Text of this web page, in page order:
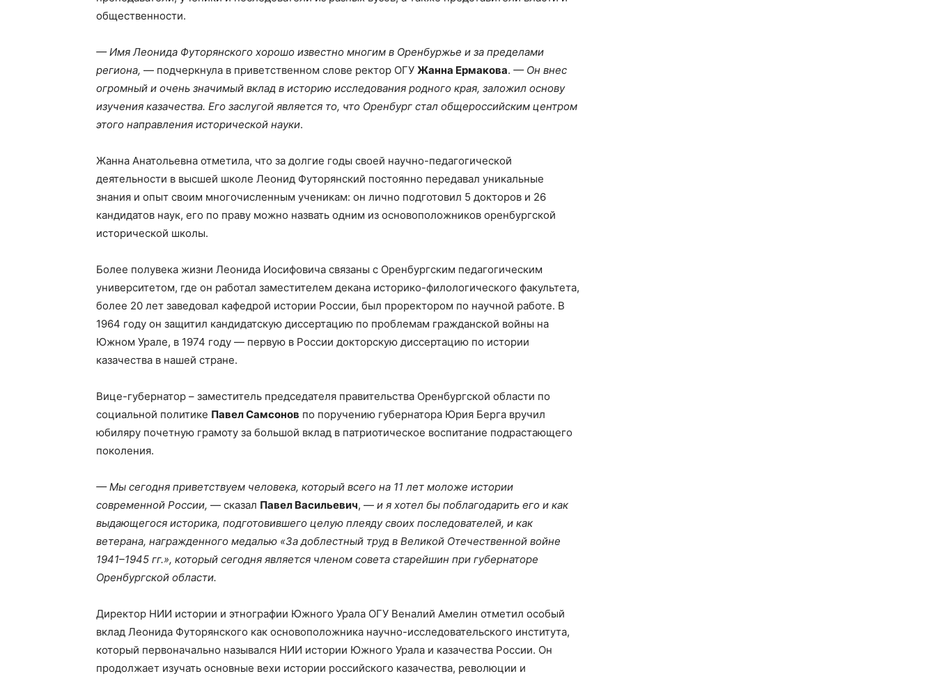
общественности.
— Имя Леонида Футорянского хорошо известно многим в Оренбуржье и за пределами
региона, — подчеркнула в приветственном слове ректор ОГУ Жанна Ермакова. — Он внес
огромный и очень значимый вклад в историю исследования родного края, заложил основу
изучения казачества. Его заслугой является то, что Оренбург стал общероссийским центром
этого направления исторической науки.
Жанна Анатольевна отметила, что за долгие годы своей научно-педагогической
деятельности в высшей школе Леонид Футорянский постоянно передавал уникальные
знания и опыт своим многочисленным ученикам: он лично подготовил 5 докторов и 26
кандидатов наук, его по праву можно назвать одним из основоположников оренбургской
исторической школы.
Более полувека жизни Леонида Иосифовича связаны с Оренбургским педагогическим
университетом, где он работал заместителем декана историко-филологического факультета,
более 20 лет заведовал кафедрой истории России, был проректором по научной работе. В
1964 году он защитил кандидатскую диссертацию по проблемам гражданской войны на
Южном Урале, в 1974 году — первую в России докторскую диссертацию по истории
казачества в нашей стране.
Вице-губернатор – заместитель председателя правительства Оренбургской области по
социальной политике Павел Самсонов по поручению губернатора Юрия Берга вручил
юбиляру почетную грамоту за большой вклад в патриотическое воспитание подрастающего
поколения.
— Мы сегодня приветствуем человека, который всего на 11 лет моложе истории
современной России, — сказал Павел Васильевич, — и я хотел бы поблагодарить его и как
выдающегося историка, подготовившего целую плеяду своих последователей, и как
ветерана, награжденного медалью «За доблестный труд в Великой Отечественной войне
1941–1945 гг.», который сегодня является членом совета старейшин при губернаторе
Оренбургской области.
Директор НИИ истории и этнографии Южного Урала ОГУ Веналий Амелин отметил особый
вклад Леонида Футорянского как основоположника научно-исследовательского института,
который первоначально назывался НИИ истории Южного Урала и казачества России. Он
продолжает изучать основные вехи истории российского казачества, революции и